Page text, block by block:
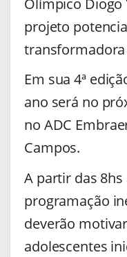
projeto
Em sua 4ª
ano será no
no ADC
Campos.
A partir das
programação
deverão
adolescentes